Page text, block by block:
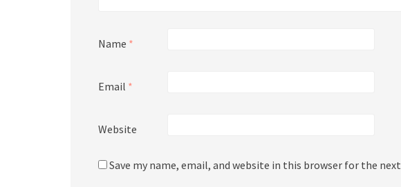
Name *
Email *
Website
Save my name, email, and website in this browser for the